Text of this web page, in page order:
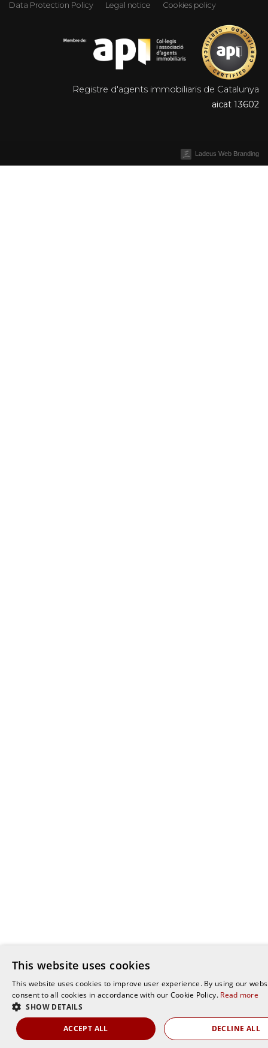
Data Protection Policy Legal notice Cookies policy
Registre d'agents immobiliaris de Catalunya
aicat 13602
Ladeus Web Branding
This website uses cookies
This website uses cookies to improve user experience. By using our
consent to all cookies in accordance with our Cookie Policy. Read more
SHOW DETAILS
ACCEPT ALL DECLINE ALL